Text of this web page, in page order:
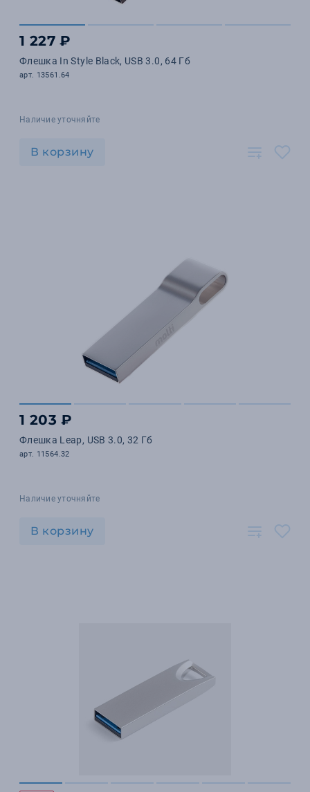
1 227 ₽
Флешка In Style Black, USB 3.0, 64 Гб
арт. 13561.64
Наличие уточняйте
В корзину
1 203 ₽
Флешка Leap, USB 3.0, 32 Гб
арт. 11564.32
Наличие уточняйте
В корзину